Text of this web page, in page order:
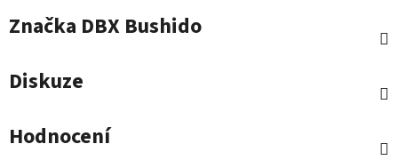
Značka DBX Bushido
Diskuze
Hodnocení